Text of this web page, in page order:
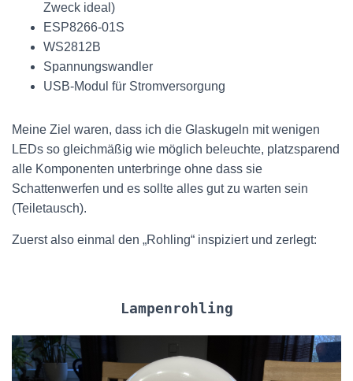
Zweck ideal)
ESP8266-01S
WS2812B
Spannungswandler
USB-Modul für Stromversorgung
Meine Ziel waren, dass ich die Glaskugeln mit wenigen
LEDs so gleichmäßig wie möglich beleuchte, platzsparend
alle Komponenten unterbringe ohne dass sie
Schattenwerfen und es sollte alles gut zu warten sein
(Teiletausch).
Zuerst also einmal den „Rohling“ inspiziert und zerlegt:
Lampenrohling